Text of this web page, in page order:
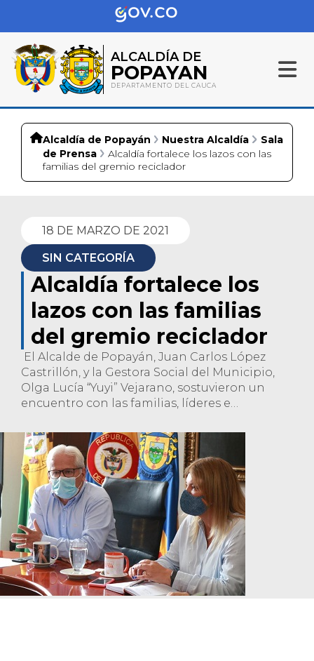
ALCALDÍA DE
POPAYAN
DEPARTAMENTO DEL CAUCA
Alcaldía de Popayán Nuestra Alcaldía
Sala
de Prensa
Alcaldía fortalece los lazos con las
familias del gremio reciclador
18 DE MARZO DE 2021
SIN CATEGORÍA
Alcaldía fortalece los
lazos con las familias
del gremio reciclador
El Alcalde de Popayán, Juan Carlos López
Castrillón, y la Gestora Social del Municipio,
Olga Lucía “Yuyi” Vejarano, sostuvieron un
encuentro con las familias, líderes e
de sus asociaciones adscritas a la labor del
reciclaje en Popayán